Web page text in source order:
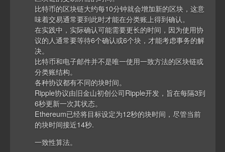
比特币的区块链大约每10分钟就会增加新的区块，这意
味着交易通常要到此时才能在分类账上得到确认。
在实践中，实际确认可能需要更长的时间，因为使用协
议的人通常要等待6个确认或6个块，才能考虑事务的解
决。
比特币和电子邮件并不是唯一使用一致方法的区块链或
分类账结构。
各种协议都有不同的块时间。
Ripple协议由旧金山初创公司Ripple开发，旨在每隔3到
6秒更新一次其状态。
Ethereum已经将目标设定为12秒的块时间，尽管当前
的块时间接近14秒.
一致性算法。